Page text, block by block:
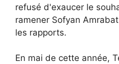
refusé d'exaucer le
ramener Sofyan
les rapports.
En mai de cette année,